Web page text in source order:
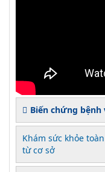
Biến chứng bệnh
Khám sức khỏe
từ cơ sở